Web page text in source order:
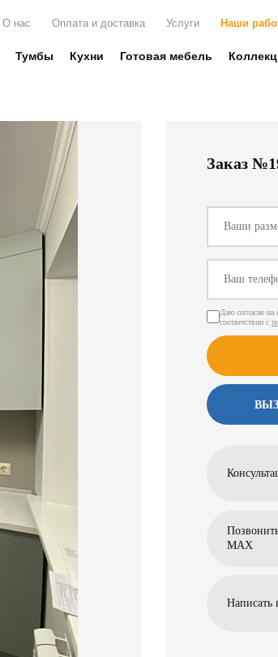
О нас Оплата и доставка Услуги Наши
Тумбы Кухни Готовая мебель
Заказ
Даю согласие на
соответствии с
МАХ
Написать